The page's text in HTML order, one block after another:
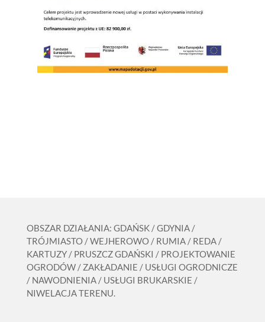
OBSZAR DZIAŁANIA: GDAŃSK / GDYNIA /
TRÓJMIASTO / WEJHEROWO / RUMIA / REDA /
KARTUZY / PRUSZCZ GDAŃSKI / PROJEKTOWANIE
OGRODÓW / ZAKŁADANIE / USŁUGI OGRODNICZE
/ NAWODNIENIA / USŁUGI BRUKARSKIE /
NIWELACJA TERENU.